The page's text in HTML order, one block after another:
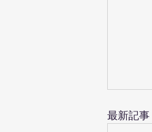
最新記事